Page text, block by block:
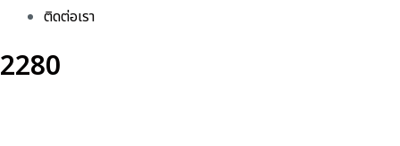
ติดต่อเรา
2280